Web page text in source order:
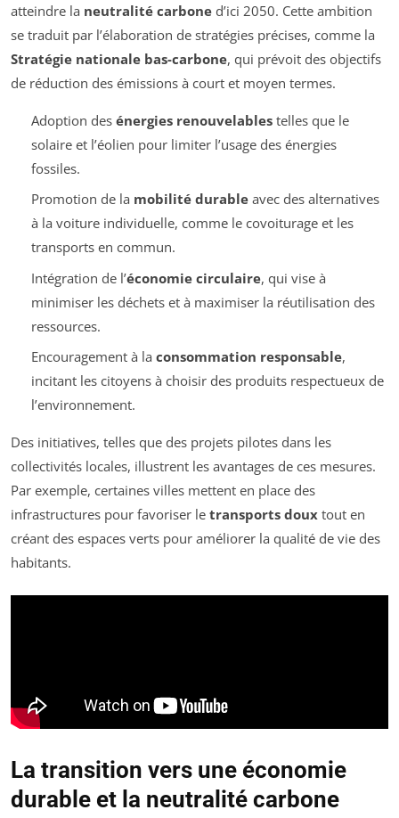
atteindre la neutralité carbone d’ici 2050. Cette ambition
se traduit par l’élaboration de stratégies précises, comme la
Stratégie nationale bas-carbone, qui prévoit des objectifs
de réduction des émissions à court et moyen termes.
Adoption des énergies renouvelablestelles que le
solaire et l’éolien pour limiter l’usage des énergies
fossiles.
Promotion de la mobilité durableavec des alternatives
à la voiture individuelle, comme le covoiturage et les
transports en commun.
Intégration de l’économie circulaire, qui vise à
minimiser les déchets et à maximiser la réutilisation des
ressources.
Encouragement à la consommation responsable,
incitant les citoyens à choisir des produits respectueux de
l’environnement.
Des initiatives, telles que des projets pilotes dans les
collectivités locales, illustrent les avantages de ces mesures.
Par exemple, certaines villes mettent en place des
infrastructures pour favoriser le transports doux tout en
créant des espaces verts pour améliorer la qualité de vie des
habitants.
La transition vers une économie
durable et la neutralité carbone